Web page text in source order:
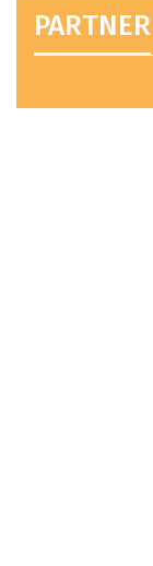
PARTNER